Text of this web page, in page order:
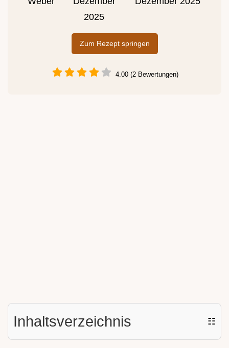
2025
Zum Rezept springen
4.00 (2 Bewertungen)
Inhaltsverzeichnis ☷